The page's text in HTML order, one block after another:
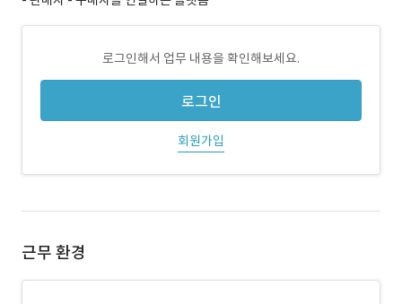
로그인해서 업무 내용을 확인해보세요.
로그인
회원가입
근무 환경